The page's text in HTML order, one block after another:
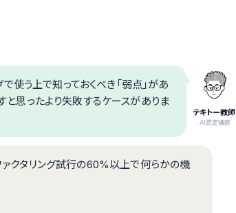
テキトー教師
.AI認定講師
使う上で知っておくべき「弱点」があ
と思ったより失敗するケースがありま
ァクタリング試行の60%以上で何らかの機